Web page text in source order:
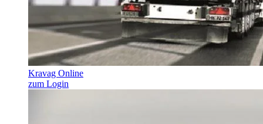
Kravag Online
zum Login